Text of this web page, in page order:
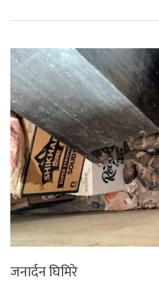
जनार्दन घिमिरे